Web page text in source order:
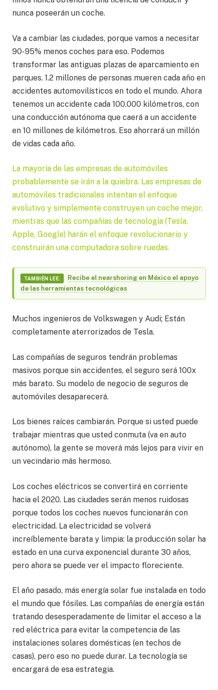
nunca poseerán un coche.
Va a cambiar las ciudades, porque vamos a necesitar
90-95% menos coches para eso. Podemos
transformar las antiguas plazas de aparcamiento en
parques. 1.2 millones de personas mueren cada año en
accidentes automovilísticos en todo el mundo. Ahora
tenemos un accidente cada 100.000 kilómetros, con
una conducción autónoma que caerá a un accidente
en 10 millones de kilómetros. Eso ahorrará un millón
de vidas cada año.
La mayoría de las empresas de automóviles
probablemente se irán a la quiebra. Las empresas de
automóviles tradicionales intentan el enfoque
evolutivo y simplemente construyen un coche mejor,
mientras que las compañías de tecnología (Tesla,
Apple, Google) harán el enfoque revolucionario y
construirán una computadora sobre ruedas.
TAMBIÉN LEE.
Recibe el nearshoring en México el apoyo
de las herramientas tecnológicas
Muchos ingenieros de Volkswagen y Audi; Están
completamente aterrorizados de Tesla.
Las compañías de seguros tendrán problemas
masivos porque sin accidentes, el seguro será 100x
más barato. Su modelo de negocio de seguros de
automóviles desaparecerá.
Los bienes raíces cambiarán. Porque si usted puede
trabajar mientras que usted conmuta (va en auto
autónomo), la gente se moverá más lejos para vivir en
un vecindario más hermoso.
Los coches eléctricos se convertirá en corriente
hacia el 2020. Las ciudades serán menos ruidosas
porque todos los coches nuevos funcionarán con
electricidad. La electricidad se volverá
increíblemente barata y limpia: la producción solar ha
estado en una curva exponencial durante 30 años,
pero ahora se puede ver el impacto floreciente.
El año pasado, más energía solar fue instalada en todo
el mundo que fósiles. Las compañías de energía están
tratando desesperadamente de limitar el acceso a la
red eléctrica para evitar la competencia de las
instalaciones solares domésticas (en techos de
casas), pero eso no puede durar. La tecnología se
encargará de esa estrategia.